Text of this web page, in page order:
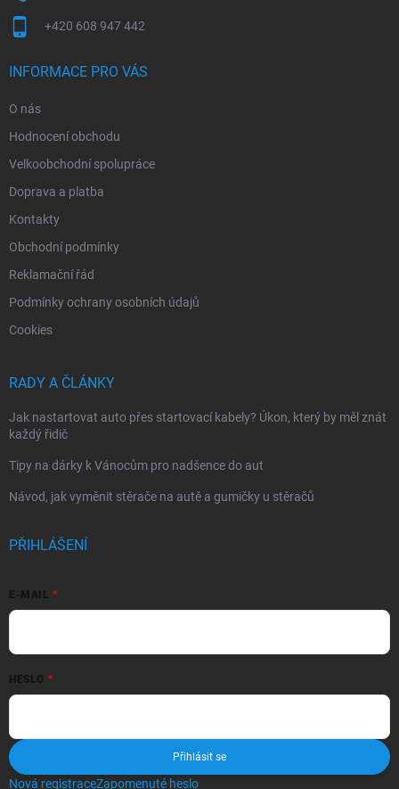
+420 608 947 442
INFORMACE PRO VÁS
O nás
Hodnocení obchodu
Velkoobchodní spolupráce
Doprava a platba
Kontakty
Obchodní podmínky
Reklamační řád
Podmínky ochrany osobních údajů
Cookies
RADY A ČLÁNKY
Jak nastartovat auto přes startovací kabely? Úkon, který by měl znát
každý řidič
Tipy na dárky k Vánocům pro nadšence do aut
Návod, jak vyměnit stěrače na autě a gumičky u stěračů
PŘIHLÁŠENÍ
E-MAIL
HESLO
Přihlásit se
Nová registraceZapomenuté heslo